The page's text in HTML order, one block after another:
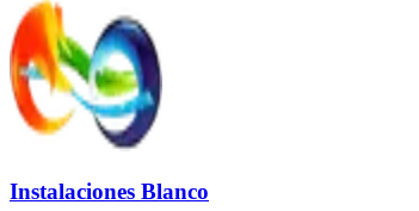
Instalaciones Blanco